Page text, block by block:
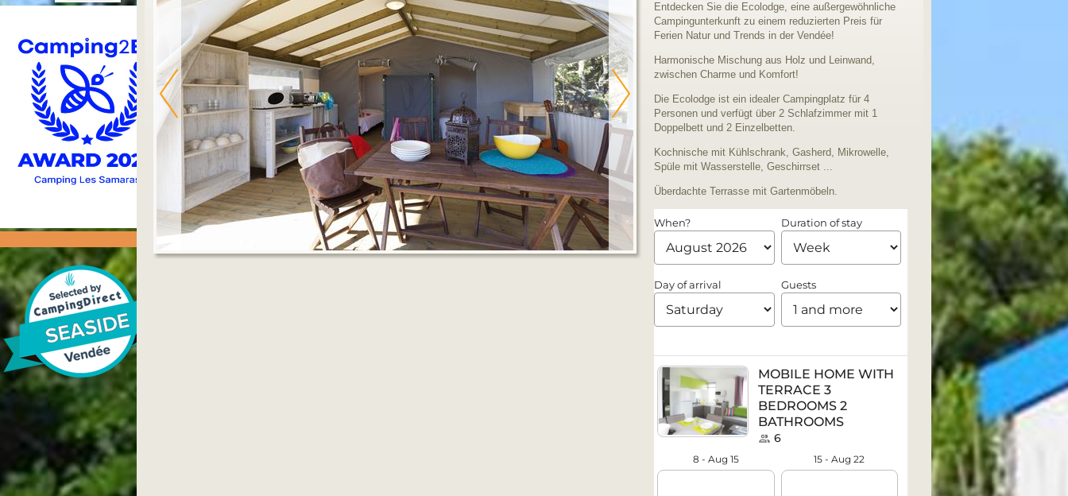
Entdecken Sie die Ecolodge, eine außergewöhnliche
Campingunterkunft zu einem reduzierten Preis für
Ferien Natur und Trends in der Vendée!
Harmonische Mischung aus Holz und Leinwand,
zwischen Charme und Komfort!
Die Ecolodge ist ein idealer Campingplatz für 4
Personen und verfügt über 2 Schlafzimmer mit 1
Doppelbett und 2 Einzelbetten.
Kochnische mit Kühlschrank, Gasherd, Mikrowelle,
Spüle mit Wasserstelle, Geschirrset ...
Überdachte Terrasse mit Gartenmöbeln.